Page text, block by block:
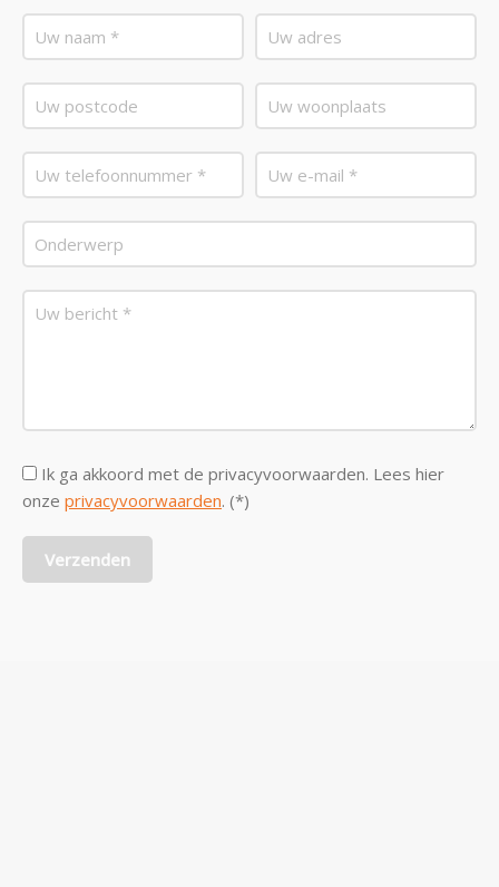
Ik ga akkoord met de privacyvoorwaarden. Lees hier
onze privacyvoorwaarden. (*)